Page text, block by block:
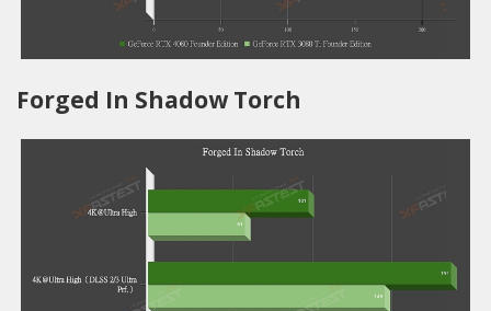
Forged In Shadow Torch